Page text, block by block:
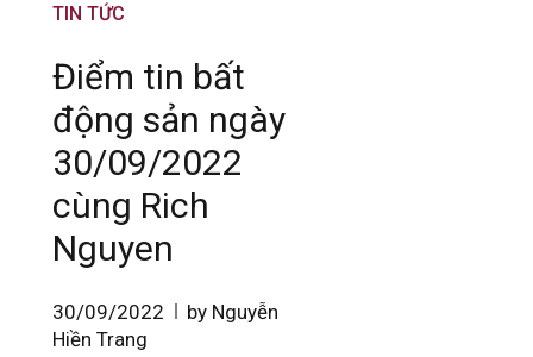
TIN TỨC
Điểm tin bất
động sản ngày
30/09/2022
cùng Rich
Nguyen
30/09/2022
by Nguyễn
Hiền Trang